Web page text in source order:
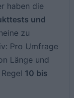
haben die
und
zu
Pro Umfrage
Länge und
10 bis